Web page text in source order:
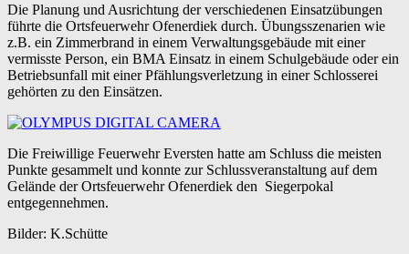
Die Planung und Ausrichtung der verschiedenen Einsatzübungen
führte die Ortsfeuerwehr Ofenerdiek durch. Übungsszenarien wie
z.B. ein Zimmerbrand in einem Verwaltungsgebäude mit einer
vermisste Person, ein BMA Einsatz in einem Schulgebäude oder ein
Betriebsunfall mit einer Pfählungsverletzung in einer Schlosserei
gehörten zu den Einsätzen.
Die Freiwillige Feuerwehr Eversten hatte am Schluss die meisten
Punkte gesammelt und konnte zur Schlussveranstaltung auf dem
Gelände der Ortsfeuerwehr Ofenerdiek den Siegerpokal
entgegennehmen.
Bilder: K.Schütte